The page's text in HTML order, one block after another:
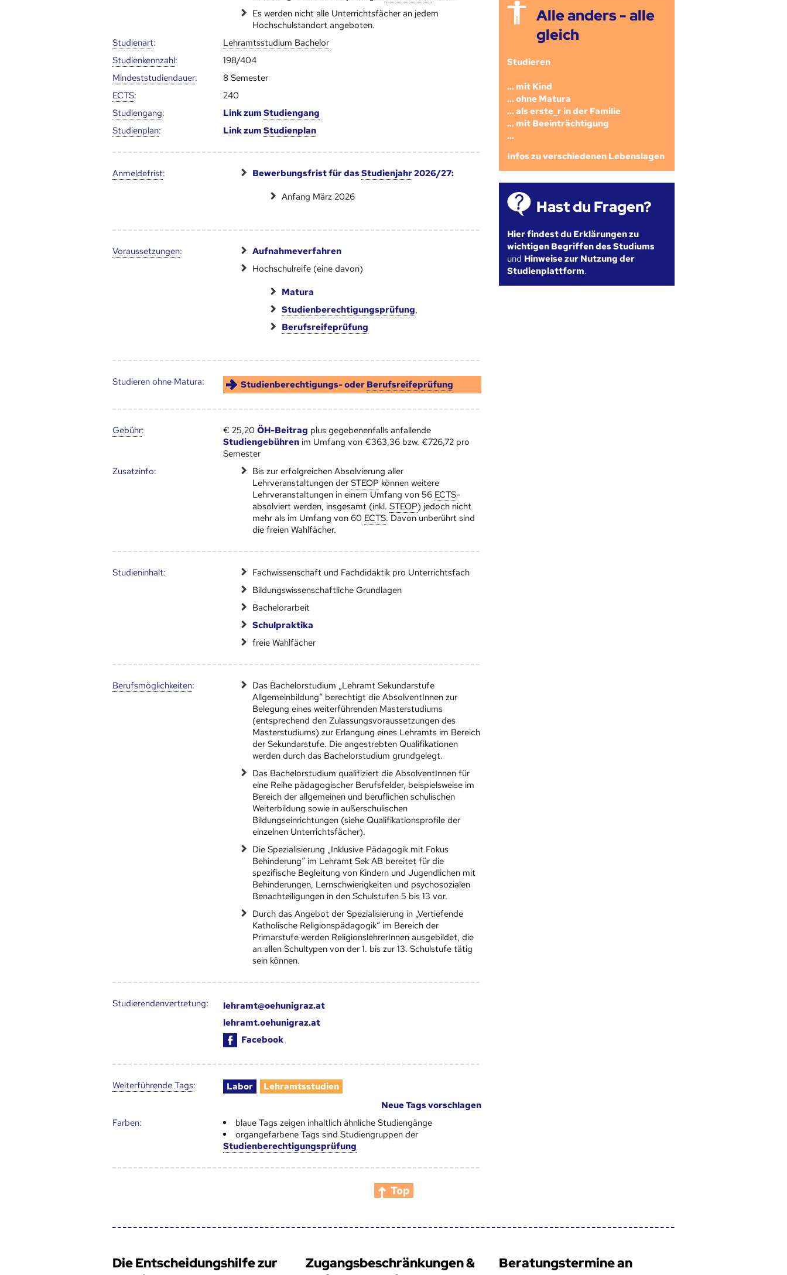
Es werden nicht alle Unterrichtsfächer an jedem
Hochschulstandort angeboten.
Studienart:
Lehramtsstudium Bachelor
Studien­kenn­zahl:
198/404
Mindest­studien­dauer:
8 Semester
ECTS:
240
Studien­gang: Link zum Studien­gang
Studien­plan: Link zum Studien­plan
Anmelde­frist: Bewerbungsfrist für dasStudienjahr2026/27:
Anfang März 2026
Voraus­setzungen:
Aufnahmeverfahren
Hochschulreife (eine davon)
Matura
Studienberechtigungsprüfung,
Berufsreifeprüfung
Studieren ohne Matura: Studienberechtigungs- oder Berufsreifeprüfung
Gebühr: € 25,20 ÖH-Beitrag plus gegebenenfalls anfallende
Studiengebührenim Umfang von €363,36 bzw. €726,72 pro
Semester
Zusatz­info:
Bis zur erfolgreichen Absolvierung aller
Lehrveranstaltungen der STEOP können weitere
Lehrveranstaltungen in einem Umfang von 56 ECTS-
absolviert werden, insgesamt (inkl. STEOP) jedoch nicht
mehr als im Umfang von 60 ECTS. Davon unberührt sind
die freien Wahlfächer.
Studien­inhalt:
Fachwissenschaft und Fachdidaktik pro Unterrichtsfach
Bildungswissenschaftliche Grundlagen
Bachelorarbeit
Schulpraktika
freie Wahlfächer
Berufs­möglich­keiten:
Das Bachelorstudium „Lehramt Sekundarstufe
Allgemeinbildung“ berechtigt die AbsolventInnen zur
Belegung eines weiterführenden Masterstudiums
(entsprechend den Zulassungsvoraussetzungen des
Masterstudiums) zur Erlangung eines Lehramts im Bereich
der Sekundarstufe. Die angestrebten Qualifikationen
werden durch das Bachelorstudium grundgelegt.
Das Bachelorstudium qualifiziert die AbsolventInnen für
eine Reihe pädagogischer Berufsfelder, beispielsweise im
Bereich der allgemeinen und beruflichen schulischen
Weiterbildung sowie in außerschulischen
Bildungseinrichtungen (siehe Qualifikationsprofile der
einzelnen Unterrichtsfächer).
Die Spezialisierung „Inklusive Pädagogik mit Fokus
Behinderung“ im Lehramt Sek AB bereitet für die
spezifische Begleitung von Kindern und Jugendlichen mit
Behinderungen, Lernschwierigkeiten und psychosozialen
Benachteiligungen in den Schulstufen 5 bis 13 vor.
Durch das Angebot der Spezialisierung in „Vertiefende
Katholische Religionspädagogik“ im Bereich der
Primarstufe werden ReligionslehrerInnen ausgebildet, die
an allen Schultypen von der 1. bis zur 13. Schulstufe tätig
sein können.
Studierendenvertretung:
lehramt@oehunigraz.at
lehramt.oehunigraz.at
Facebook
Weiter­führende Tags: Labor
Lehramtsstudien
Neue Tags vorschlagen
Farben:
blaue Tags zeigen inhaltlich ähnliche Studiengänge
organgefarbene Tags sind Studiengruppen der
Studienberechtigungsprüfung
Alle anders - alle
gleich
Studieren
... mit Kind
... ohne Matura
... als erste_r in der Familie
... mit Beeinträchtigung
...
Infos zu verschiedenen Lebenslagen
Hast du Fragen?
Hier findest du Erklärungen zu
wichtigen Begriffen des Studiums
und Hinweise zur Nutzung der
Studienplattform.
Top
Die Entscheidungshilfe zur
Zugangsbeschränkungen &
Beratungstermine an